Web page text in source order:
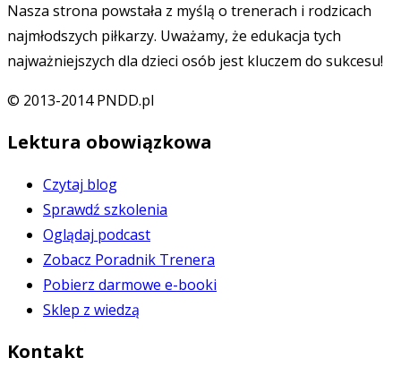
Nasza strona powstała z myślą o trenerach i rodzicach
najmłodszych piłkarzy. Uważamy, że edukacja tych
najważniejszych dla dzieci osób jest kluczem do sukcesu!
© 2013-2014 PNDD.pl
Lektura obowiązkowa
Czytaj blog
Sprawdź szkolenia
Oglądaj podcast
Zobacz Poradnik Trenera
Pobierz darmowe e-booki
Sklep z wiedzą
Kontakt